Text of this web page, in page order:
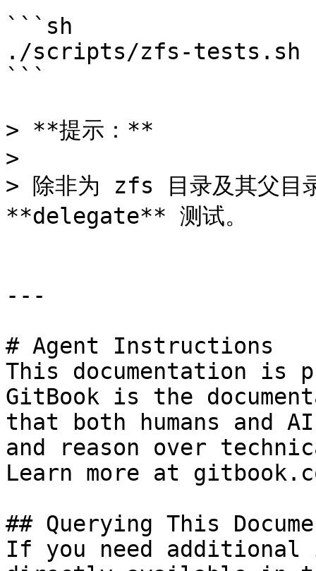
```sh
./scripts/zfs-tests.sh
```
> **提示：**
>
> 除非为 zfs 目录及其父目
**delegate** 测试。
---
# Agent Instructions
This documentation is
GitBook is the
that both humans and
and reason over
Learn more at
## Querying This
If you need